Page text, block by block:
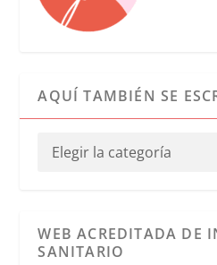
AQUÍ TAMBIÉN SE
WEB ACREDITADA DE
SANITARIO